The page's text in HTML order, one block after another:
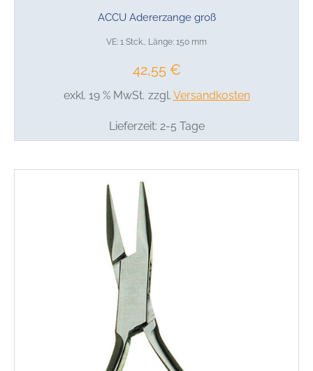
ACCU Adererzange groß
VE: 1 Stck., Länge: 150 mm
42,55 €
exkl. 19 % MwSt. zzgl. Versandkosten
Lieferzeit: 2-5 Tage